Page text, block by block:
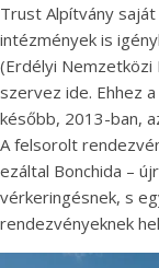
Trust Alpítvány
intézmények is
(Erdélyi
szervez ide. Ehhez
később, 2013-ban,
A felsorolt
ezáltal Bonchida –
vérkeringésnek, s
rendezvényeknek